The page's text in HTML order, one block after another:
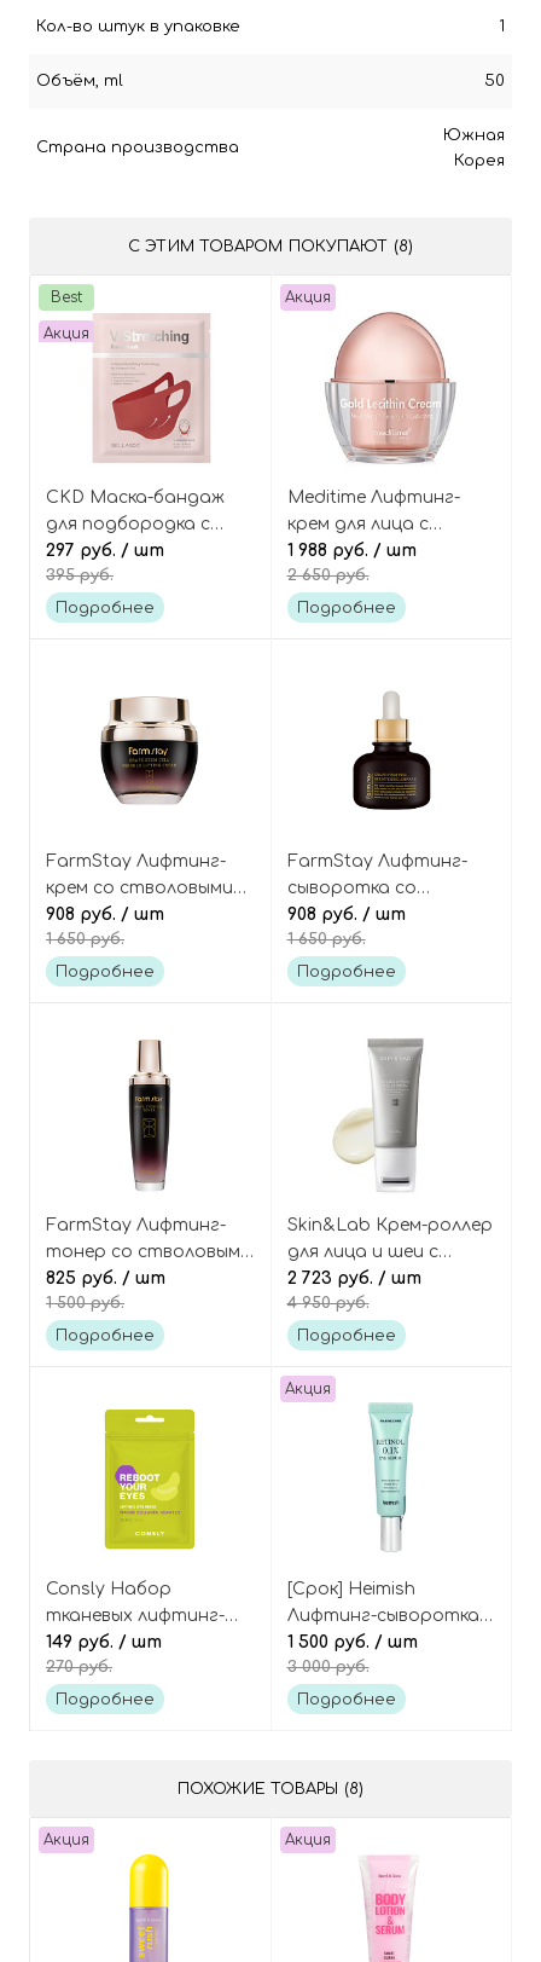
Кол-во штук в упаковке 1
Объём, ml 50
Страна производства
Южная
Корея
С ЭТИМ ТОВАРОМ ПОКУПАЮТ (8)
Best
Акция
CKD Маска-бандаж
для подбородка с
лифтинг-эффектом
моделирующая,
Bellasoo V-Stretching
297 руб. / шт
395 руб.
Подробнее
Акция
Meditime Лифтинг-
крем для лица с
лецитином,
пептидами и
золотом, Neo Gold
1 988 руб. / шт
2 650 руб.
Подробнее
FarmStay Лифтинг-
крем со стволовыми
клетками винограда,
Grape Stem Cell Wrinkle
Lifting Cream
908 руб. / шт
1 650 руб.
Подробнее
FarmStay Лифтинг-
сыворотка со
стволовыми клетками
винограда, Grape
Stem Cell Brightening
908 руб. / шт
1 650 руб.
Подробнее
FarmStay Лифтинг-
тонер со стволовыми
клетками винограда,
Grape Stem Cell Toner
825 руб. / шт
1 500 руб.
Подробнее
Skin&Lab Крем-роллер
для лица и шеи с
ретинолом и
пептидами, Retinol
Lifting Roller Cream
2 723 руб. / шт
4 950 руб.
Подробнее
Consly Набор
тканевых лифтинг-
патчей с коллагеном
и морскими
водорослями, Reboot
149 руб. / шт
270 руб.
Подробнее
Акция
[Срок] Heimish
Лифтинг-сыворотка
для век с ретинолом,
Marine Care Retinol Eye
Serum
1 500 руб. / шт
3 000 руб.
Подробнее
ПОХОЖИЕ ТОВАРЫ (8)
Акция Акция